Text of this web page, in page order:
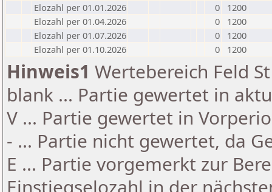
Elozahl per 01.01.2026
0
1200
Elozahl per 01.04.2026
0
1200
Elozahl per 01.07.2026
0
1200
Elozahl per 01.10.2026
0 1200
Hinweis1 Wertebereich Feld
blank ... Partie gewertet in
V ... Partie gewertet in
- ... Partie nicht gewertet, da
E ... Partie vorgemerkt zur
Einstiegselozahl in der